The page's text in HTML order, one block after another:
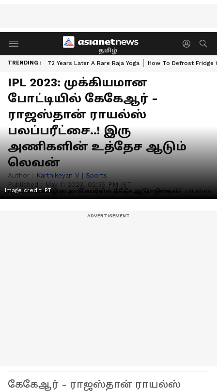
தமிழ்
TRENDING : 72 Years Later A Rare Raja Yoga How To Defrost Fridge
IPL 2023: முக்கியமான
போட்டியில் கேகேஆர் -
ராஜஸ்தான் ராயல்ஸ்
பலப்பரீட்சை..! இரு
அணிகளின் உத்தேச ஆடும்
லெவன்
Author : Karthikeyan V | Sports
Published : May 11 2023, 02:35 PM IST
Image credit: PTI
கேகேஆர் - ராஜஸ்தான் ராயல்ஸ்